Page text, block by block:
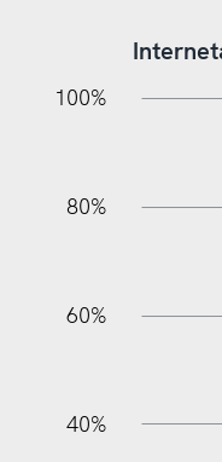
100%
80%
60%
40%